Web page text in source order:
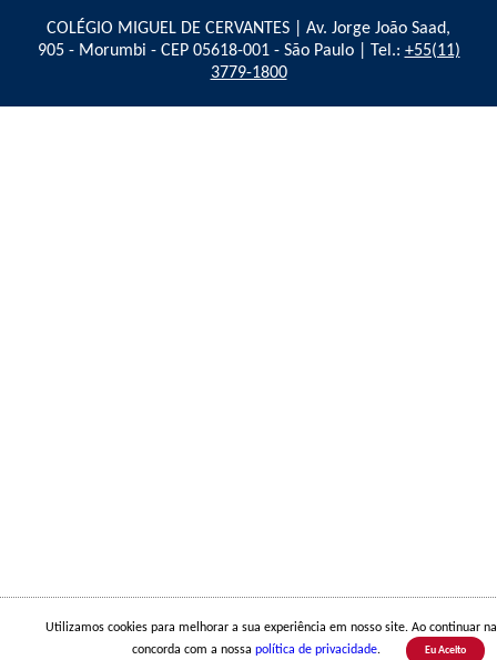
COLÉGIO MIGUEL DE CERVANTES | Av. Jorge João Saad,
905 - Morumbi - CEP 05618-001 - São Paulo | Tel.: +55(11)
3779-1800
Utilizamos cookies para melhorar a sua experiência em nosso site. Ao continuar
concorda com a nossa política de privacidade. Eu Aceito